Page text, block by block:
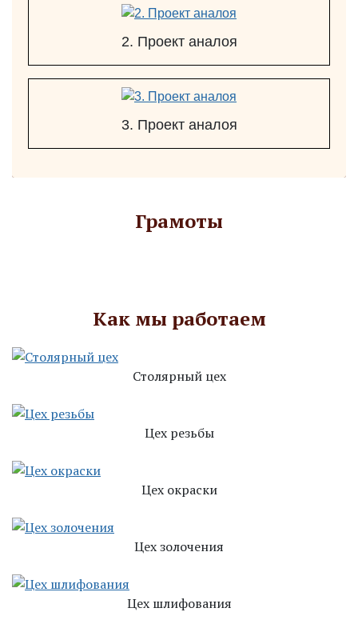
2. Проект аналоя
3. Проект аналоя
Грамоты
Как мы работаем
Столярный цех
Цех резьбы
Цех окраски
Цех золочения
Цех шлифования